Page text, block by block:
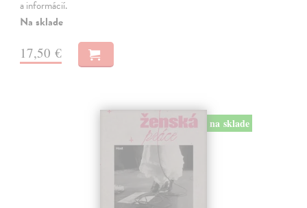
a informácií.
Na sklade
17,50 €
na sklade